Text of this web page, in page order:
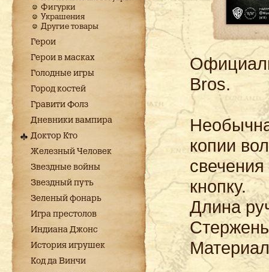
Фигурки
Украшения
Другие товары
Герои
Герои в масках
Голодные игры
Город костей
Гравити Фолз
Дневники вампира
Доктор Кто
Железный Человек
Звездные войны
Звездный путь
Зеленый фонарь
Игра престолов
Индиана Джонс
История игрушек
Код да Винчи
Bros.
копии
кнопку.
Длина